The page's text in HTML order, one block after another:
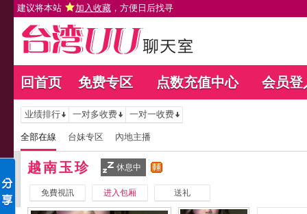
建议将本站 加入收藏 ，方便日后找寻
回首页 免费专区 点数充值中心 会员登
业绩排行 一对多收费 一对一收费
全部在線 台妹专区 內地主播
越南玉珍 休息中
免費視訊 进入包厢 送礼